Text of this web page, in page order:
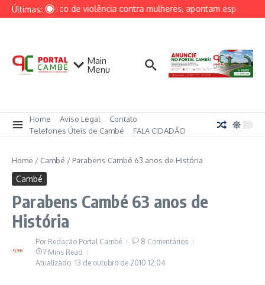
Ir para o conteúdo
Últimas:
aumenta risco de violência contra mulheres, apontam
Main
Menu
Home Aviso Legal
Contato
Telefones Úteis de Cambé
FALA CIDADÃO
Home / Cambé / Parabens Cambé 63 anos de História
Cambé
Parabens Cambé 63 anos de
História
Por Redação Portal Cambé
8 Comentários
7 Mins Read
Atualizado: 13 de outubro de 2010 12:04